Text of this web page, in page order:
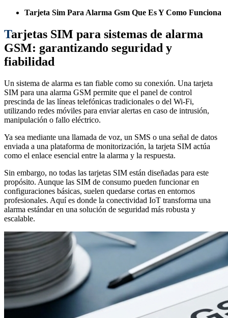
Tarjeta Sim Para Alarma Gsm Que Es Y Como Funciona
Tarjetas SIM para sistemas de alarma
GSM: garantizando seguridad y
fiabilidad
Un sistema de alarma es tan fiable como su conexión. Una tarjeta
SIM para una alarma GSM permite que el panel de control
prescinda de las líneas telefónicas tradicionales o del Wi-Fi,
utilizando redes móviles para enviar alertas en caso de intrusión,
manipulación o fallo eléctrico.
Ya sea mediante una llamada de voz, un SMS o una señal de datos
enviada a una plataforma de monitorización, la tarjeta SIM actúa
como el enlace esencial entre la alarma y la respuesta.
Sin embargo, no todas las tarjetas SIM están diseñadas para este
propósito. Aunque las SIM de consumo pueden funcionar en
configuraciones básicas, suelen quedarse cortas en entornos
profesionales. Aquí es donde la conectividad IoT transforma una
alarma estándar en una solución de seguridad más robusta y
escalable.